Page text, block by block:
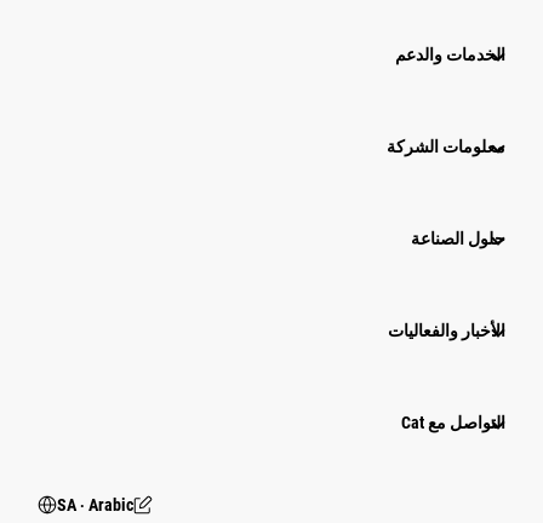
الخدمات والدعم
معلومات الشركة
حلول الصناعة
الأخبار والفعاليات
التواصل مع Cat
SA ‧ Arabic